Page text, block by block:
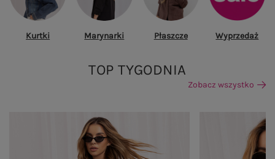
Kurtki Marynarki Płaszcze Wyprzedaż
TOP TYGODNIA
Zobacz wszystko